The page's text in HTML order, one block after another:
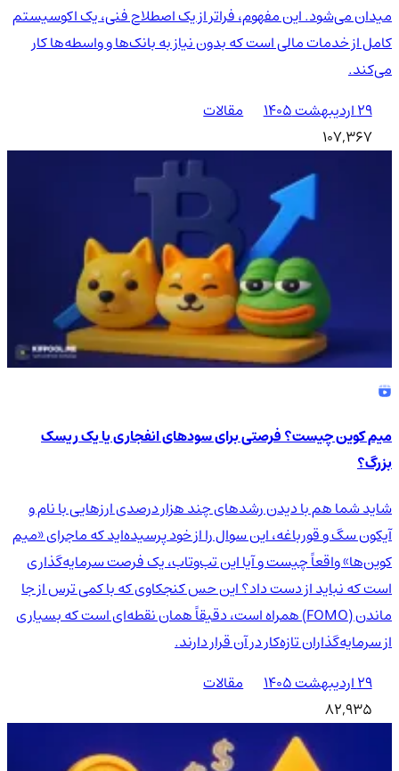
میدان می‌شود. این مفهوم، فراتر از یک اصطلاح فنی، یک اکوسیستم
کامل از خدمات مالی است که بدون نیاز به بانک‌ها و واسطه‌ها کار
می‌کند.
۲۹ اردیبهشت ۱۴۰۵
مقالات
107,367
میم کوین چیست؟ فرصتی برای سودهای انفجاری یا یک ریسک
بزرگ؟
شاید شما هم با دیدن رشدهای چند هزار درصدی ارزهایی با نام و
آیکون سگ و قورباغه، این سوال را از خود پرسیده‌اید که ماجرای «میم
کوین‌ها» واقعاً چیست و آیا این تب‌وتاب، یک فرصت سرمایه‌گذاری
است که نباید از دست داد؟ این حس کنجکاوی که با کمی ترس از جا
ماندن (FOMO) همراه است، دقیقاً همان نقطه‌ای است که بسیاری
از سرمایه‌گذاران تازه‌کار در آن قرار دارند.
۲۹ اردیبهشت ۱۴۰۵
مقالات
82,935